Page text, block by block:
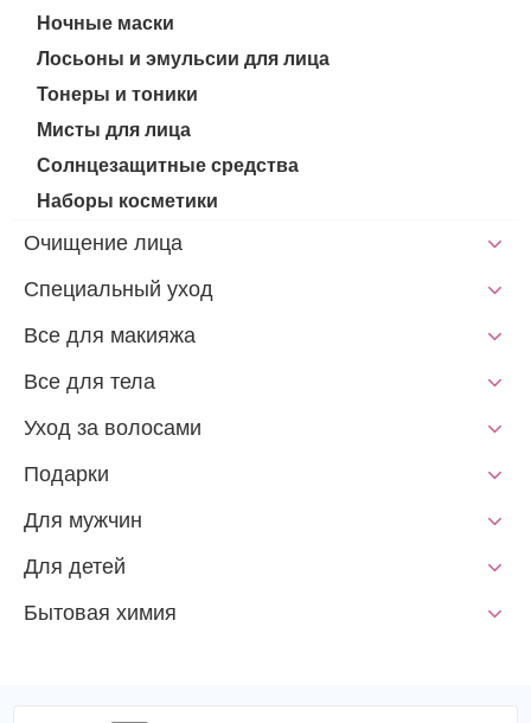
Ночные маски
Лосьоны и эмульсии для лица
Тонеры и тоники
Мисты для лица
Солнцезащитные средства
Наборы косметики
Очищение лица
Специальный уход
Все для макияжа
Все для тела
Уход за волосами
Подарки
Для мужчин
Для детей
Бытовая химия